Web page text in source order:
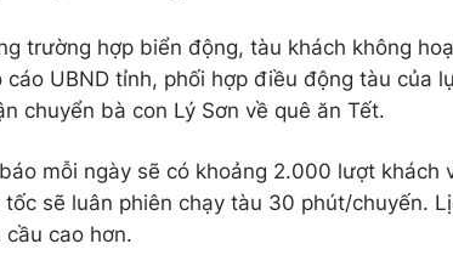
trường hợp biển động, tàu khách không
cáo UBND tỉnh, phối hợp điều động tàu của
chuyển bà con Lý Sơn về quê ăn Tết.
mỗi ngày sẽ có khoảng 2.000 lượt khách
tốc sẽ luân phiên chạy tàu 30 phút/chuyến.
cầu cao hơn.